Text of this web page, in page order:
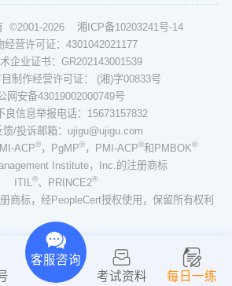
©2001-2026 湘ICP备10203241号-14
经营许可证：4301042021177
企业证书：GR202143001539
制作经营许可证： (湘)字00833号
网安备43019002000749号
良信息举报电话：15673157832
馈/投诉邮箱：ujigu@ujigu.com
ACP®，PgMP®，PMI-ACP®和PMBOK®
Institute，Inc.的注册商标
ITIL
®、PRINCE2®
商标，经PeopleCert授权使用，保留所有权利
客服咨询
考试资料
每日一练